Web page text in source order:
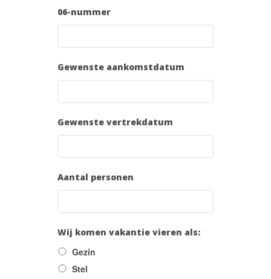
06-nummer
Gewenste aankomstdatum
Gewenste vertrekdatum
Aantal personen
Wij komen vakantie vieren als:
Gezin
Stel